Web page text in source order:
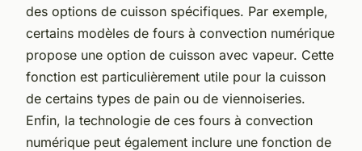
des options de cuisson spécifiques. Par exemple,
certains modèles de fours à convection numérique
propose une option de cuisson avec vapeur. Cette
fonction est particulièrement utile pour la cuisson
de certains types de pain ou de viennoiseries.
Enfin, la technologie de ces fours à convection
numérique peut également inclure une fonction de